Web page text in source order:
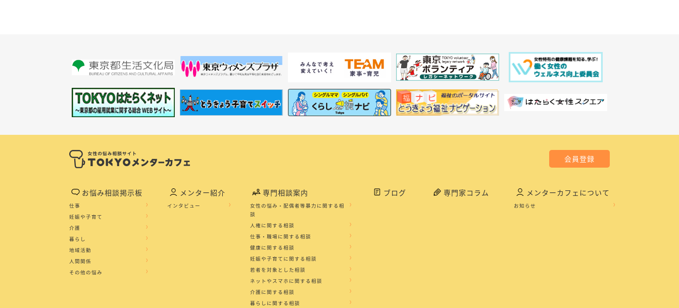
会員登録
お悩み相談掲示板
仕事
妊娠や子育て
介護
暮らし
地域活動
人間関係
その他の悩み
メンター紹介
インタビュー
専門相談案内
女性の悩み・配偶者等暴力に関する相
談
人権に関する相談
仕事・職場に関する相談
健康に関する相談
妊娠や子育てに関する相談
若者を対象とした相談
ネットやスマホに関する相談
介護に関する相談
暮らしに関する相談
ブログ 専門家コラム メンターカフェについて
お知らせ